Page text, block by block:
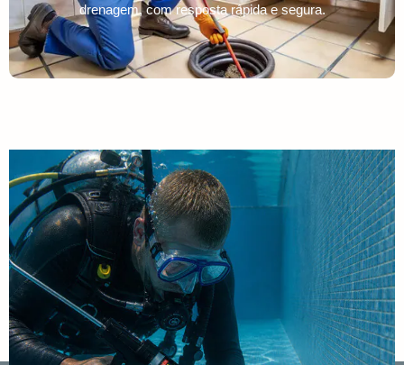
drenagem, com resposta rápida e segura.